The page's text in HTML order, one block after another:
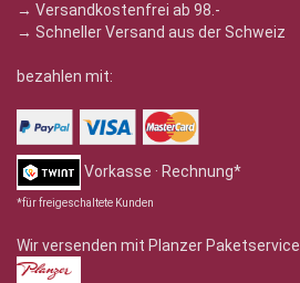
→ Versandkostenfrei ab 98.-
→ Schneller Versand aus der Schweiz
bezahlen mit:
Vorkasse · Rechnung*
*für freigeschaltete Kunden
Wir versenden mit Planzer Paketservice